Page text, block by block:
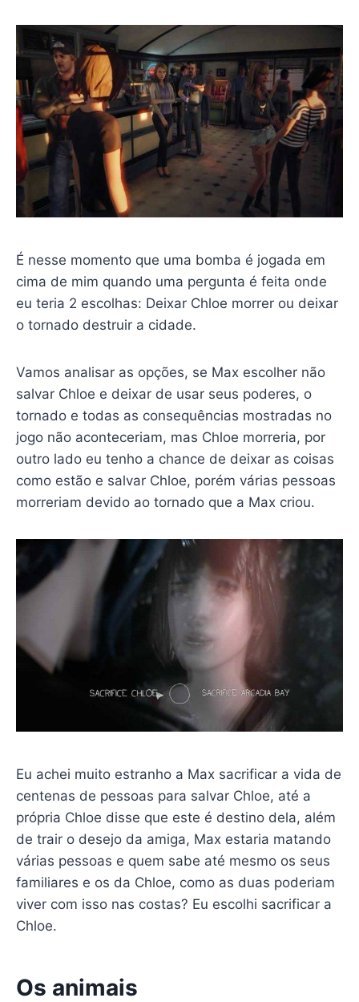
É nesse momento que uma bomba é jogada em
cima de mim quando uma pergunta é feita onde
eu teria 2 escolhas: Deixar Chloe morrer ou deixar
o tornado destruir a cidade.
Vamos analisar as opções, se Max escolher não
salvar Chloe e deixar de usar seus poderes, o
tornado e todas as consequências mostradas no
jogo não aconteceriam, mas Chloe morreria, por
outro lado eu tenho a chance de deixar as coisas
como estão e salvar Chloe, porém várias pessoas
morreriam devido ao tornado que a Max criou.
Eu achei muito estranho a Max sacrificar a vida de
centenas de pessoas para salvar Chloe, até a
própria Chloe disse que este é destino dela, além
de trair o desejo da amiga, Max estaria matando
várias pessoas e quem sabe até mesmo os seus
familiares e os da Chloe, como as duas poderiam
viver com isso nas costas? Eu escolhi sacrificar a
Chloe.
Os animais